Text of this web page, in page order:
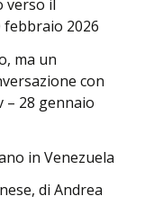
verso il
2026
ma un
con
– 28 gennaio
in Venezuela
di Andrea